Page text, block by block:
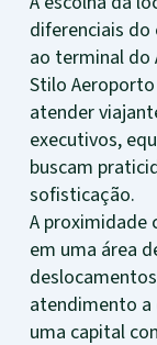
diferenciais
ao terminal do
Stilo
atender
executivos,
buscam
sofisticação.
A proximidade
em uma área
atendimento a
uma capital